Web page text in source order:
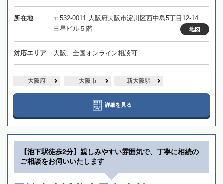
所在地
〒532-0011 大阪府大阪市淀川区西中島5丁目12-14
三星ビル５階
地図
対応エリア 大阪、全国オンライン相談可
大阪府 大阪市 新大阪駅
詳細を見る
【池下駅徒歩2分】親しみやすい雰囲気で、丁寧に相続の
ご相談をお伺いいたします